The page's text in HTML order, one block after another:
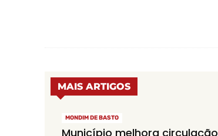
MAIS ARTIGOS
MONDIM DE BASTO
Município melhora circulação